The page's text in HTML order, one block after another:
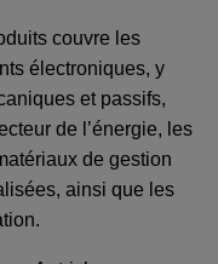
couvre les
électroniques, y
et passifs,
de l’énergie, les
de gestion
ainsi que les